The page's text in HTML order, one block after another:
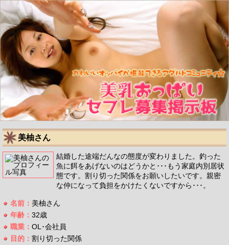
美柚さん
結婚した途端だんなの態度が変わりました。釣った
魚に餌をあげないのはどうかと･･･もう家庭内別居状
態です。割り切った関係をお願いしたいです。親密
な仲になって負担をかけたくないですから･･･。
名前： 美柚さん
年齢： 32歳
職業： OL･会社員
目的： 割り切った関係